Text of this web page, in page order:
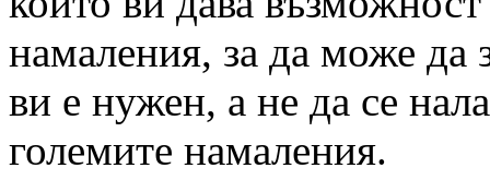
намаления, за да може да
ви е нужен, а не да се
големите намаления.